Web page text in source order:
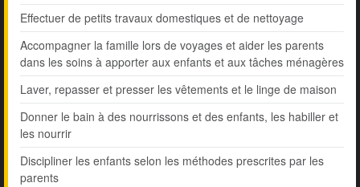
Effectuer de petits travaux domestiques et de nettoyage
Accompagner la famille lors de voyages et aider les parents
dans les soins à apporter aux enfants et aux tâches ménagères
Laver, repasser et presser les vêtements et le linge de maison
Donner le bain à des nourrissons et des enfants, les habiller et
les nourrir
Discipliner les enfants selon les méthodes prescrites par les
parents